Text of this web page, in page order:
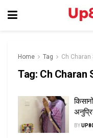
Home Tag Ch Charan
Tag: Ch Charan
BY